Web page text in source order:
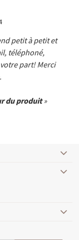
petit à petit et
téléphoné,
part! Merci
du produit